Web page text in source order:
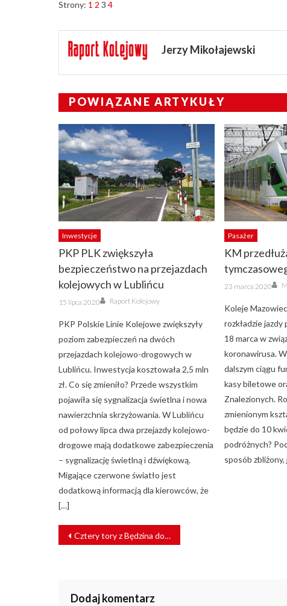
Strony: 1 2 3 4
Jerzy Mikołajewski
POWIĄZANE ARTYKUŁY
Inwestycje
PKP PLK zwiększyła
bezpieczeństwo na przejazdach
kolejowych w Lublińcu
Posted
on
15 lipca 2020 Author
Raport Kolejowy
PKP Polskie Linie Kolejowe zwiększyły
poziom zabezpieczeń na dwóch
przejazdach kolejowo-drogowych w
Lublińcu. Inwestycja kosztowała 2,5 mln
zł. Co się zmieniło? Przede wszystkim
pojawiła się sygnalizacja świetlna i nowa
nawierzchnia skrzyżowania. W Lublińcu
od połowy lipca dwa przejazdy kolejowo-
drogowe mają dodatkowe zabezpieczenia
– sygnalizację świetlną i dźwiękową.
Migające czerwone światło jest
dodatkową informacją dla kierowców, że
[…]
Pasażer
KM
Posted
on
23 marca 2020
Koleje
rozkładzie
18 marca w
koronawirusa.
dalszym ciągu
kasy biletowe
Znalezionych.
zmienionym
będzie do 10
podróżnych?
sposób
NAWIGACJA
WPISU
Cztery tory z Będzina do Zawiercia? Rusza przetarg na projekt
Dodaj komentarz